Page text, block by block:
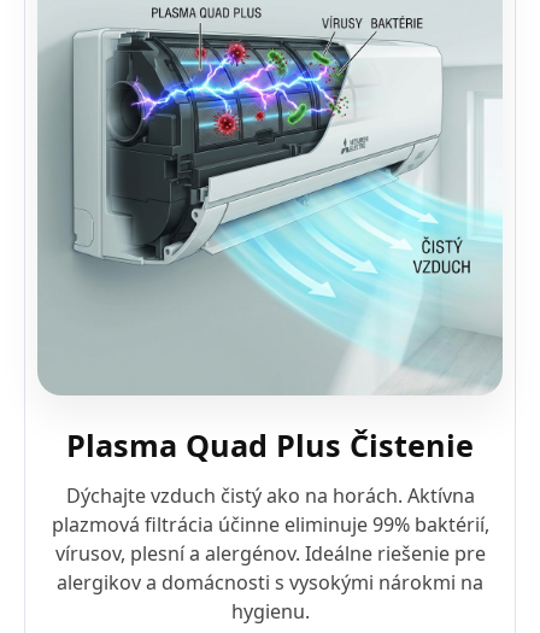
Plasma Quad Plus Čistenie
Dýchajte vzduch čistý ako na horách. Aktívna
plazmová filtrácia účinne eliminuje 99% baktérií,
vírusov, plesní a alergénov. Ideálne riešenie pre
alergikov a domácnosti s vysokými nárokmi na
hygienu.